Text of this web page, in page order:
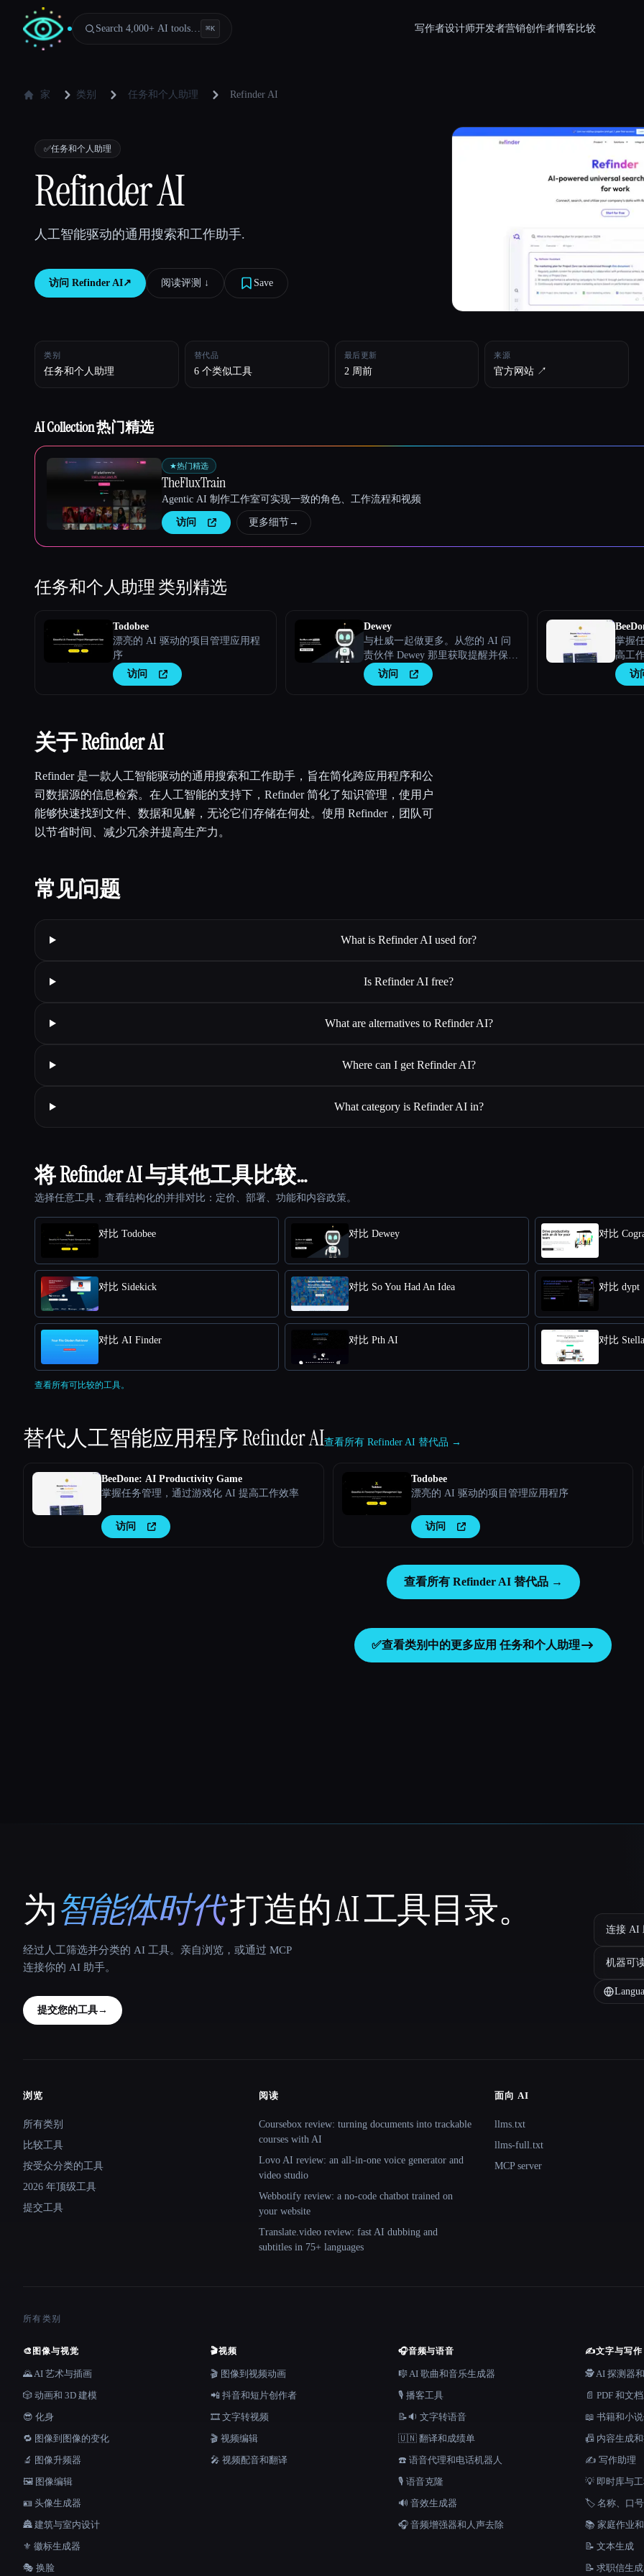
Search 4,000+ AI tools… ⌘K 写作者设计师开发者营销创作者博客 比较
家 类别 任务和个人助理 Refinder AI
✅任务和个人助理
Refinder AI
人工智能驱动的通用搜索和工作助手.
访问 Refinder AI↗︎ 阅读评测 ↓︎ Save
类别
任务和个人助理
替代品
6 个类似工具
最后更新
2 周前
来源
官方网站 ↗︎
AI Collection 热门精选
★热门精选
TheFluxTrain
Agentic AI 制作工作室可实现一致的角色、工作流程和视频
访问 更多细节→
任务和个人助理 类别精选
Todobee
漂亮的 AI 驱动的项目管理应用程
序
访问
Dewey
与杜威一起做更多。从您的 AI 问
责伙伴 Dewey 那里获取提醒并保持
动力。
访问
掌握
高工
访
关于 Refinder AI
Refinder 是一款人工智能驱动的通用搜索和工作助手，旨在简化跨应用程序和公
司数据源的信息检索。在人工智能的支持下，Refinder 简化了知识管理，使用户
能够快速找到文件、数据和见解，无论它们存储在何处。使用 Refinder，团队可
以节省时间、减少冗余并提高生产力。
常见问题
What is Refinder AI used for?
Is Refinder AI free?
What are alternatives to Refinder AI?
Where can I get Refinder AI?
What category is Refinder AI in?
将 Refinder AI 与其他工具比较…
选择任意工具，查看结构化的并排对比：定价、部署、功能和内容政策。
对比 Todobee 对比 Dewey 对比
对比 Sidekick 对比 So You Had An Idea 对比 dypt
对比 AI Finder 对比 Pth AI 对比
查看所有可比较的工具。
替代人工智能应用程序Refinder AI查看所有 Refinder AI 替代品 →
BeeDone: AI Productivity Game
掌握任务管理，通过游戏化 AI 提高工作效率
访问
Todobee
漂亮的 AI 驱动的项目管理应用程序
访问
查看所有 Refinder AI 替代品 →
✅查看类别中的更多应用 任务和个人助理
That AI Collection
为智能体时代打造的 AI 工具目录。
经过人工筛选并分类的 AI 工具。亲自浏览，或通过 MCP
连接你的 AI 助手。
提交您的工具→
连接 AI
机器可
Site navigation
浏览
所有类别
比较工具
按受众分类的工具
2026 年顶级工具
提交工具
阅读
Coursebox review: turning documents into trackable
courses with AI
Lovo AI review: an all-in-one voice generator and
video studio
Webbotify review: a no-code chatbot trained on
your website
Translate.video review: fast AI dubbing and
subtitles in 75+ languages
面向 AI
llms.txt
llms-full.txt
MCP server
所有类别
🎨 图像与视觉
🌄 AI 艺术与插画
🎲 动画和 3D 建模
😎 化身
🔁 图像到图像的变化
🔬 图像升频器
🖼️ 图像编辑
🪪 头像生成器
🏯 建筑与室内设计
⚜️ 徽标生成器
🎭 换脸
🎬视频
🎬 图像到视频动画
📲 抖音和短片创作者
🎞️ 文字转视频
🎬 视频编辑
🎤 视频配音和翻译
🎧音频与语音
🎼 AI 歌曲和音乐生成器
🎙️ 播客工具
📝🔉 文字转语音
🇺🇳 翻译和成绩单
☎️ 语音代理和电话机器人
🎙️ 语音克隆
🔊 音效生成器
🎧 音频增强器和人声去除
✍️文字与写作
🕵️ AI 探测器
📄 PDF 和文
📖 书籍和小
📠 内容生成
✍️ 写作助理
💡 即时库与
🏷️ 名称、口
📚 家庭作业
📝 文本生成
📝 求职信生